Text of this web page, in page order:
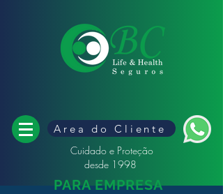
Area do Cliente
Cuidado e Proteção
desde 1998
PARA EMPRESA